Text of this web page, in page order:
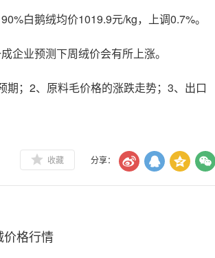
白鹅绒均价1019.9元/kg，上调0.7%。
企业预测下周绒价会有所上涨。
；2、原料毛价格的涨跌走势；3、出口
收藏 分享：
价格行情